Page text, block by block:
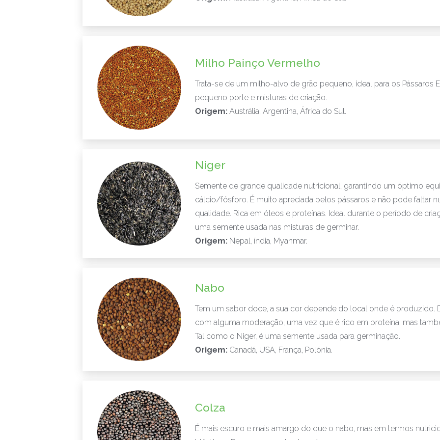
Milho Painço Vermelho
Trata-se de um milho-alvo de grão pequeno, ideal para os Pássaros
pequeno porte e misturas de criação.
Origem: Austrália, Argentina, África do Sul.
Niger
Semente de grande qualidade nutricional, garantindo um óptimo
cálcio/fósforo. É muito apreciada pelos pássaros e não pode faltar
qualidade. Rica em óleos e proteínas. Ideal durante o período de
uma semente usada nas misturas de germinar.
Origem: Nepal, índia, Myanmar.
Nabo
Tem um sabor doce, a sua cor depende do local onde é produzido.
com alguma moderação, uma vez que é rico em proteína, mas
Tal como o Niger, é uma semente usada para germinação.
Origem: Canadá, USA, França, Polónia.
Colza
É mais escuro e mais amargo do que o nabo, mas em termos